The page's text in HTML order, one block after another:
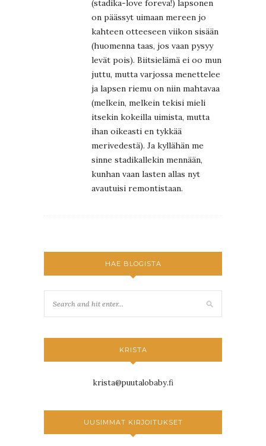
(stadika-love foreva!) lapsonen
on päässyt uimaan mereen jo
kahteen otteeseen viikon sisään
(huomenna taas, jos vaan pysyy
levät pois). Biitsielämä ei oo mun
juttu, mutta varjossa menettelee
ja lapsen riemu on niin mahtavaa
(melkein, melkein tekisi mieli
itsekin kokeilla uimista, mutta
ihan oikeasti en tykkää
merivedestä). Ja kyllähän me
sinne stadikallekin mennään,
kunhan vaan lasten allas nyt
avautuisi remontistaan.
HAE BLOGISTA
KRISTA
krista@puutalobaby.fi
UUSIMMAT KIRJOITUKSET